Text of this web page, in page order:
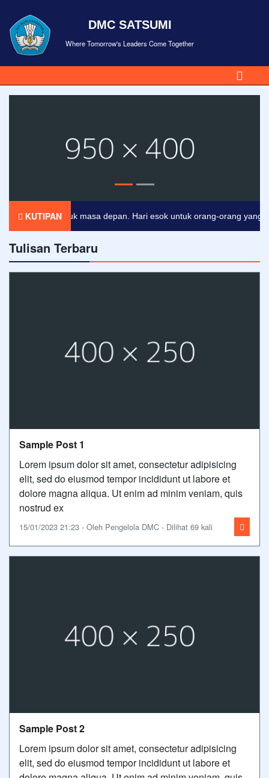
DMC SATSUMI
Where Tomorrow's Leaders Come Together
KUTIPAN
tiket untuk masa depan. Hari esok untuk orang-orang yang
Tulisan Terbaru
Sample Post 1
Lorem ipsum dolor sit amet, consectetur adipisicing
elit, sed do eiusmod tempor incididunt ut labore et
dolore magna aliqua. Ut enim ad minim veniam, quis
nostrud ex
15/01/2023 21:23 - Oleh Pengelola DMC - Dilihat 69 kali
Sample Post 2
Lorem ipsum dolor sit amet, consectetur adipisicing
elit, sed do eiusmod tempor incididunt ut labore et